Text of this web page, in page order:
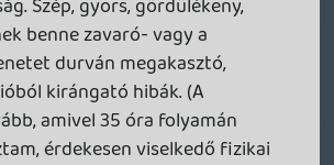
höz, sem más hasonszőrű
21:29:59
2026.08.04 10:32:15 #216ki